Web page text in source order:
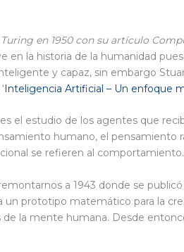
en 1950 con su artículo
en la historia de la humanidad
y capaz, sin embargo
Inteligencia Artificial – Un enfoque
el estudio de los agentes que
humano, el pensamiento
se refieren al comportamiento.
a 1943 donde se
prototipo matemático para la
la mente humana. Desde